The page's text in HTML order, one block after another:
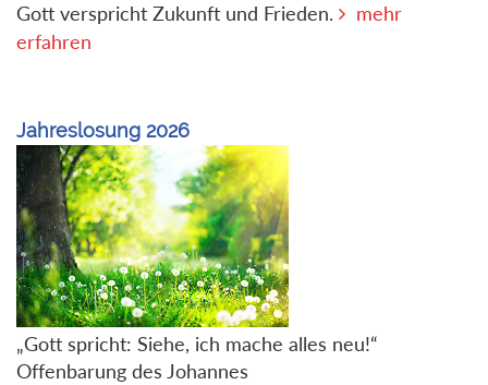
Gott verspricht Zukunft und Frieden.
mehr
erfahren
Jahreslosung 2026
„Gott spricht: Siehe, ich mache alles neu!“
Offenbarung des Johannes